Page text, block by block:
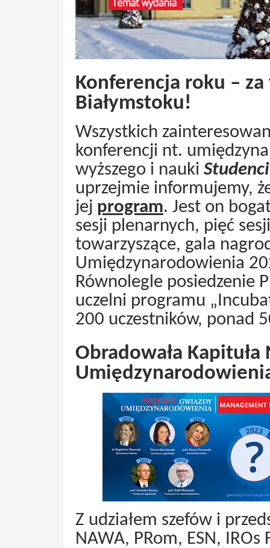
Konferencja roku –
Białymstoku!
Wszystkich
konferencji nt.
wyższego i nauki
uprzejmie informujemy,
jej program. Jest on
sesji plenarnych, pięć
towarzyszące, gala
Umiędzynarodowienia
Równolegle posiedzenie
uczelni programu
200 uczestników, ponad
Obradowała
Z udziałem szefów i
NAWA, PRom, ESN, IROs